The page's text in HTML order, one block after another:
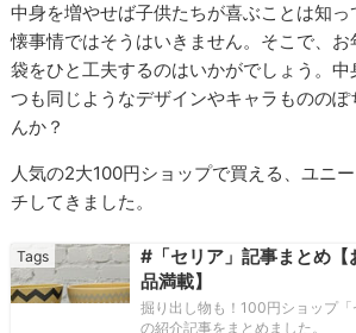
中身を増やせば子供たちが喜ぶことは知
懐事情ではそうはいきません。そこで、お
袋をひと工夫するのはいかがでしょう。
つも同じようなデザインやキャラものの
んか？
人気の2大100円ショップで買える、ユニ
チしてきました。
#「セリア」記事まとめ【
品満載】
掘り出し物も！100円ショップ
の紹介記事をまとめました。